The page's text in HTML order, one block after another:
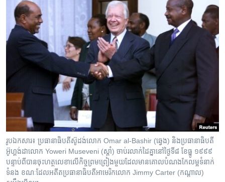
រូបឯកសារ៖ ប្រធានាធិបតីស៊ូដង់លោក Omar al-Bashir (ឆ្វេង) និង​ប្រធានាធិបតី​
អ៊ូហ្គង់ដា​លោក Yoweri Museveni (ស្តាំ) ចាប់រលាក់ដៃគ្នា​នៅ​ថ្ងៃ​ទី៨ ខែធ្នូ ១៩៩៩
បន្ទាប់ពី​បានចុះហត្ថលេខា​លើ​កិច្ចព្រមព្រៀង​មួយ​ដែល​មាន​គោលបំណង​កែលម្អ​ទំនាក់
ទំនង ខណៈ​ដែល​អតីត​ប្រធានាធិបតី​អាមេរិក​លោក Jimmy Carter (កណ្តាល)